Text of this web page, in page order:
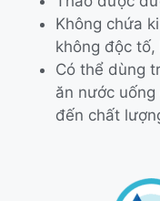
Không chứa
không độc
Có thể dùng
ăn nước
đến chất